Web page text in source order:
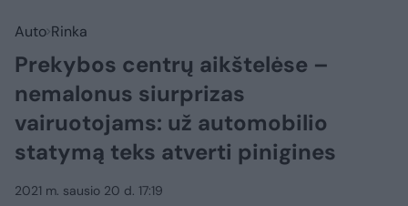
Auto Rinka
Prekybos centrų aikštelėse –
nemalonus siurprizas
vairuotojams: už automobilio
statymą teks atverti pinigines
2021 m. sausio 20 d. 17:19